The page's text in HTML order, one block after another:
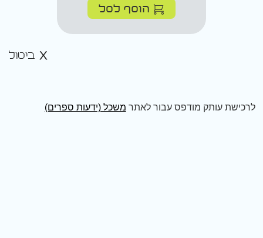
הוסף לסל
ביטול
לרכישת עותק מודפס עבור לאתר משכל (ידעות ספרים)